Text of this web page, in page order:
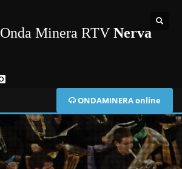
Onda Minera RTV Nerva
ONDAMINERA online